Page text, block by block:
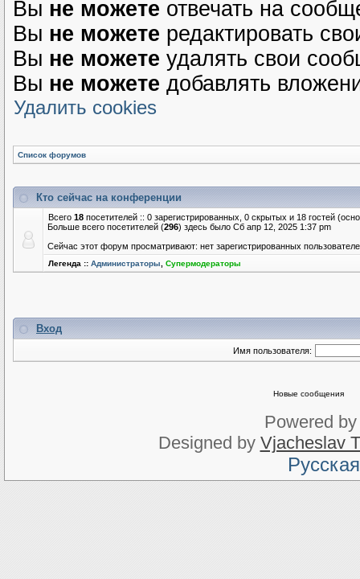
Вы не можете отвечать на
Вы не можете редактировать
Вы не можете удалять свои
Вы не можете добавлять
Удалить cookies
Список форумов
Кто сейчас на конференции
Всего 18 посетителей :: 0 зарегистрированных, 0 скрытых и 18 гостей
Больше всего посетителей (296) здесь было Сб апр 12, 2025 1:37 pm
Сейчас этот форум просматривают: нет зарегистрированных
Легенда :: Администраторы Супермодераторы
Вход
Имя пользователя:
Новые сообщения
Powered
Designed by Vjacheslav